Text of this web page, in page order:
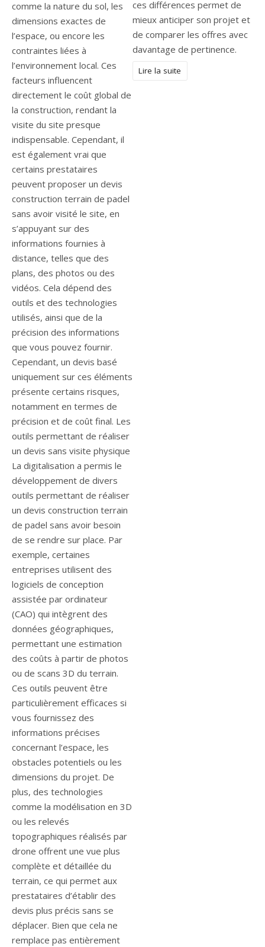
comme la nature du sol, les
dimensions exactes de
l’espace, ou encore les
contraintes liées à
l’environnement local. Ces
facteurs influencent
directement le coût global de
la construction, rendant la
visite du site presque
indispensable. Cependant, il
est également vrai que
certains prestataires
peuvent proposer un devis
construction terrain de padel
sans avoir visité le site, en
s’appuyant sur des
informations fournies à
distance, telles que des
plans, des photos ou des
vidéos. Cela dépend des
outils et des technologies
utilisés, ainsi que de la
précision des informations
que vous pouvez fournir.
Cependant, un devis basé
uniquement sur ces éléments
présente certains risques,
notamment en termes de
précision et de coût final. Les
outils permettant de réaliser
un devis sans visite physique
La digitalisation a permis le
développement de divers
outils permettant de réaliser
un devis construction terrain
de padel sans avoir besoin
de se rendre sur place. Par
exemple, certaines
entreprises utilisent des
logiciels de conception
assistée par ordinateur
(CAO) qui intègrent des
données géographiques,
permettant une estimation
des coûts à partir de photos
ou de scans 3D du terrain.
Ces outils peuvent être
particulièrement efficaces si
vous fournissez des
informations précises
concernant l’espace, les
obstacles potentiels ou les
dimensions du projet. De
plus, des technologies
comme la modélisation en 3D
ou les relevés
topographiques réalisés par
drone offrent une vue plus
complète et détaillée du
terrain, ce qui permet aux
prestataires d’établir des
devis plus précis sans se
déplacer. Bien que cela ne
remplace pas entièrement
ces différences permet de
mieux anticiper son projet et
de comparer les offres avec
davantage de pertinence.
Lire la suite